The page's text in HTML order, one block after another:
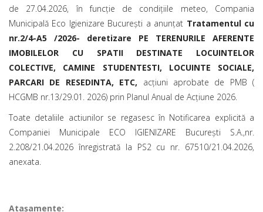
de 27.04.2026, în funcție de condițiile meteo, Compania
Municipală Eco Igienizare București a anunțat Tratamentul cu
nr.2/4-A5 /2026- deretizare PE TERENURILE AFERENTE
IMOBILELOR CU SPATII DESTINATE LOCUINTELOR
COLECTIVE, CAMINE STUDENTESTI, LOCUINTE SOCIALE,
PARCARI DE RESEDINTA, ETC, acțiuni aprobate de PMB (
HCGMB nr.13/29.01. 2026) prin Planul Anual de Acțiune 2026.
Toate detaliile actiunilor se regasesc în Notificarea explicită a
Companiei Municipale ECO IGIENIZARE București S.A.,nr.
2.208/21.04.2026 înregistrată la PS2 cu nr. 67510/21.04.2026,
anexata.
Ataşamente: